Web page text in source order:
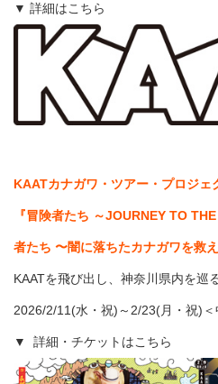
▼ 詳細はこちら
KAATカナガワ・ツアー・プロジ
『冒険者たち ～JOURNEY TO
者たち 〜闇に落ちたカナガワを救え
KAATを飛び出し、神奈川県内を巡
2026/2/11(水・祝)～2/23(月・祝)＜
▼ 詳細・チケットはこちら